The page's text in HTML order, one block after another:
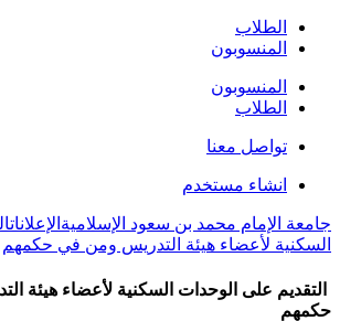
الطلاب
المنسوبون
المنسوبون
الطلاب
تواصل معنا
انشاء مستخدم
جامعة الإمام محمد بن سعود الإسلامية الإعلانات
السكنية لأعضاء هيئة التدريس ومن في حكمهم
التقديم على الوحدات السكنية لأعضاء هيئة
حكمهم